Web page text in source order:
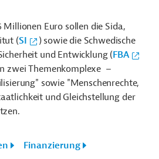
Millionen Euro sollen die Sida,
(SI
) sowie die Schwedische
und Entwicklung (FBA
zwei Themenkomplexe –
sowie "Menschenrechte,
und Gleichstellung der
Finanzierung